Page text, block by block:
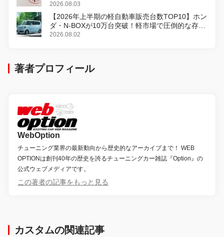
2026.08.03
【2026年上半期の軽自動車販売台数TOP10】ホン
ダ・N-BOXが10万台突破！軽市場で圧倒的な存在
感
2026.08.02
著者プロフィール
WebOption
チューニング業界の最新動向から歴史的なアーカイブまで！ WEB
OPTIONは創刊40年の歴史を誇るチューニングカー雑誌『Option』の
公式ウェブメディアです。
この著者の記事をもっと見る
カスタムの関連記事